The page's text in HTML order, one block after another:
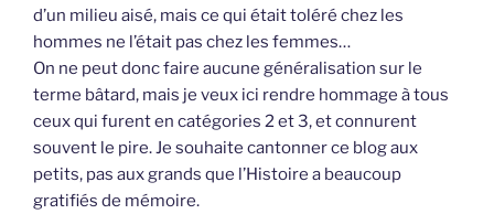
d’un milieu aisé, mais ce qui était toléré chez les
hommes ne l’était pas chez les femmes…
On ne peut donc faire aucune généralisation sur le
terme bâtard, mais je veux ici rendre hommage à tous
ceux qui furent en catégories 2 et 3, et connurent
souvent le pire. Je souhaite cantonner ce blog aux
petits, pas aux grands que l’Histoire a beaucoup
gratifiés de mémoire.